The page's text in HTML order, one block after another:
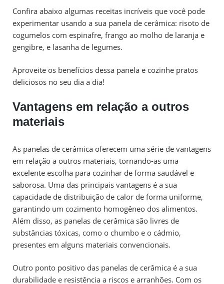
Confira abaixo algumas receitas incríveis que você pode
experimentar usando a sua panela de cerâmica: risoto de
cogumelos com espinafre, frango ao molho de laranja e
gengibre, e lasanha de legumes.
Aproveite os benefícios dessa panela e cozinhe pratos
deliciosos no seu dia a dia!
Vantagens em relação a outros
materiais
As panelas de cerâmica oferecem uma série de vantagens
em relação a outros materiais, tornando-as uma
excelente escolha para cozinhar de forma saudável e
saborosa. Uma das principais vantagens é a sua
capacidade de distribuição de calor de forma uniforme,
garantindo um cozimento homogêneo dos alimentos.
Além disso, as panelas de cerâmica são livres de
substâncias tóxicas, como o chumbo e o cádmio,
presentes em alguns materiais convencionais.
Outro ponto positivo das panelas de cerâmica é a sua
durabilidade e resistência a riscos e arranhões. Com os